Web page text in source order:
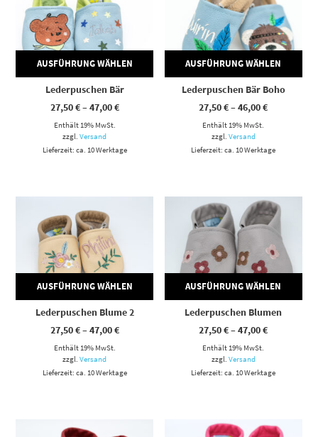
AUSFÜHRUNG WÄHLEN
Lederpuschen Bär
27,50€–47,00€Preisspanne:
Enthält 19% MwSt.
zzgl.Versand
Lieferzeit: ca. 10 Werktage
AUSFÜHRUNG WÄHLEN
Lederpuschen Bär Boho
27,50€–46,00€
Enthält 19% MwSt.
zzgl. Versand
Lieferzeit: ca. 10 Werktage
AUSFÜHRUNG WÄHLEN
Dieses Produkt weist mehrere Varianten auf. Die Optionen können auf der Produktseite gewählt werden
Lederpuschen Blume 2
27,50€–47,00€Preisspanne:
Enthält 19% MwSt.
zzgl.Versand
Lieferzeit: ca. 10 Werktage
AUSFÜHRUNG WÄHLEN
Dieses Produkt weist mehrere Varianten auf. Die Optionen können auf der Produktseite gewählt werden
Lederpuschen Blumen
27,50€–47,00€
Enthält 19% MwSt.
zzgl. Versand
Lieferzeit: ca. 10 Werktage